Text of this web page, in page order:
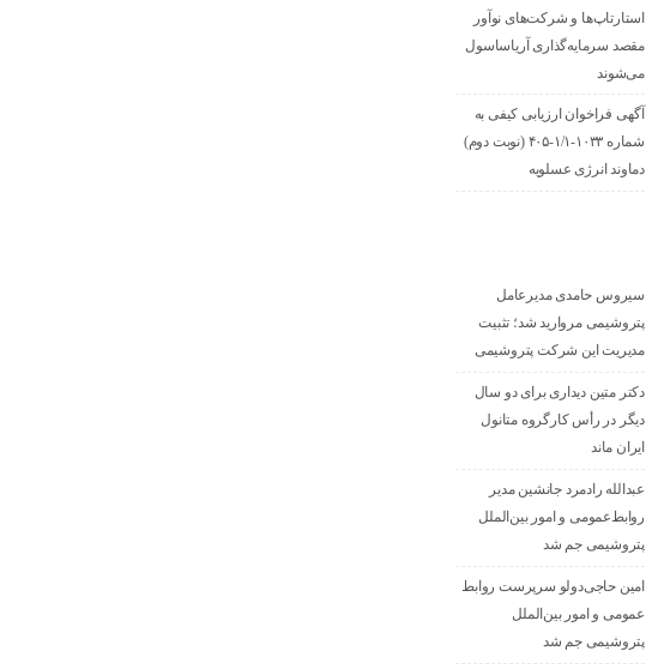
استارتاپ‌ها و شرکت‌های نوآور
مقصد سرما‌یه‌گذاری آریاساسول
می‌شوند
آگهی فراخوان ارزیابی کیفی به
شماره ۱۰۳۳-۱/۱-۴۰۵ (نوبت دوم)
دماوند انرژی عسلویه
سیروس حامدی مدیرعامل
پتروشیمی مروارید شد؛ تثبیت
مدیریت این شرکت پتروشیمی
دکتر متین دیداری برای دو سال
دیگر در رأس کارگروه متانول
ایران ماند
عبدالله رادمرد جانشین مدیر
روابط‌عمومی و امور بین‌الملل
پتروشیمی جم شد
امین حاجی‌دولو سرپرست روابط
عمومی و امور بین‌الملل
پتروشیمی جم شد